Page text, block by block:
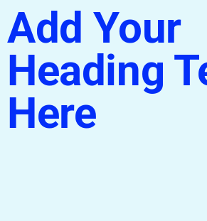
Add Your
Heading
Here